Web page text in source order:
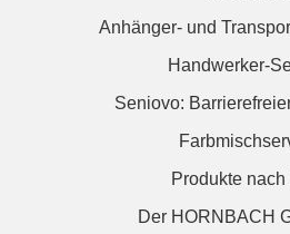
Anhänger- und
Handwerker-
Seniovo:
Produkte nach
Der HORNBACH